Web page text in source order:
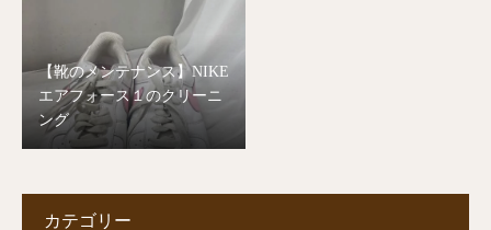
【靴のメンテナンス】NIKE
エアフォース１のクリーニ
ング
カテゴリー